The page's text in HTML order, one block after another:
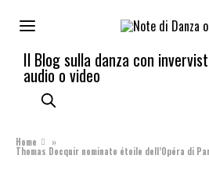
Il Blog sulla danza con
audio o video
Home »
Thomas Docquir nominato étoile dell’Opéra di